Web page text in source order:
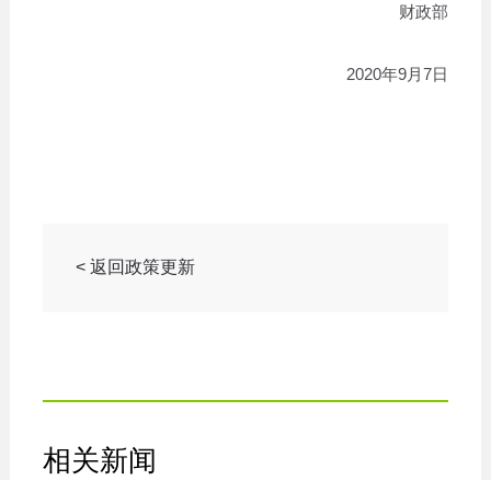
财政部
2020年9月7日
< 返回政策更新
相关新闻